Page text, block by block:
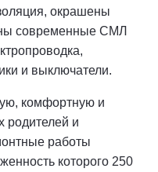
окрашены
современные СМЛ
и выключатели.
комфортную и
родителей и
работы
которого 250